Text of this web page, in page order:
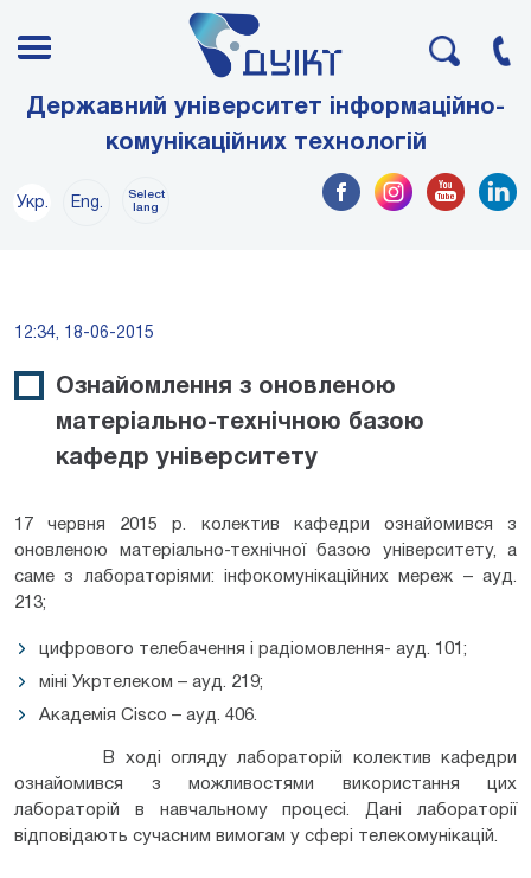
Державний університет інформаційно-
комунікаційних технологій
Укр. Eng.
Select
lang
12:34, 18-06-2015
Ознайомлення з оновленою
матеріально-технічною базою
кафедр університету
17 червня 2015 р. колектив кафедри ознайомився з
оновленою матеріально-технічної базою університету, а
саме з лабораторіями: інфокомунікаційних мереж – ауд.
213;
цифрового телебачення і радіомовлення- ауд. 101;
міні Укртелеком – ауд. 219;
Академія Cisco – ауд. 406.
В ході огляду лабораторій колектив кафедри
ознайомився з можливостями використання цих
лабораторій в навчальному процесі. Дані лабораторії
відповідають сучасним вимогам у сфері телекомунікацій.